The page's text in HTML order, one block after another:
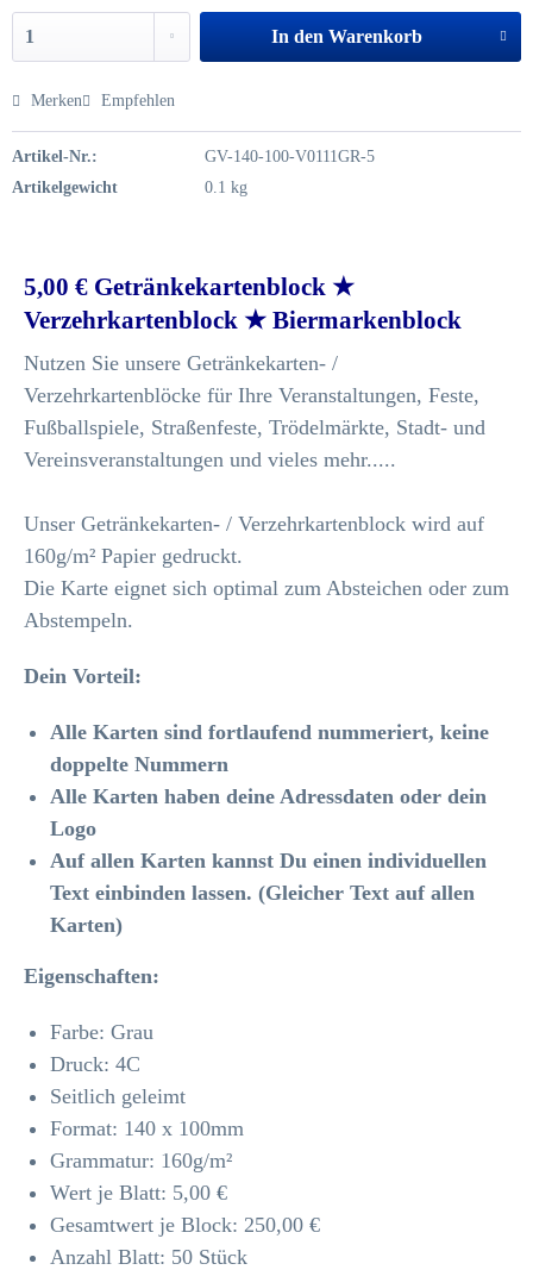
In den Warenkorb
Merken Empfehlen
Artikel-Nr.:
GV-140-100-V0111GR-5
Artikelgewicht
0.1 kg
5,00 € Getränkekartenblock ★
Verzehrkartenblock ★ Biermarkenblock
Nutzen Sie unsere Getränkekarten- /
Verzehrkartenblöcke für Ihre Veranstaltungen, Feste,
Fußballspiele, Straßenfeste, Trödelmärkte, Stadt- und
Vereinsveranstaltungen und vieles mehr.....
Unser Getränkekarten- / Verzehrkartenblock wird auf
160g/m² Papier gedruckt.
Die Karte eignet sich optimal zum Absteichen oder zum
Abstempeln.
Dein Vorteil:
Alle Karten sind fortlaufend nummeriert, keine
doppelte Nummern
Alle Karten haben deine Adressdaten oder dein
Logo
Auf allen Karten kannst Du einen individuellen
Text einbinden lassen. (Gleicher Text auf allen
Karten)
Eigenschaften:
Farbe: Grau
Druck: 4C
Seitlich geleimt
Format: 140 x 100mm
Grammatur: 160g/m²
Wert je Blatt: 5,00 €
Gesamtwert je Block: 250,00 €
Anzahl Blatt: 50 Stück